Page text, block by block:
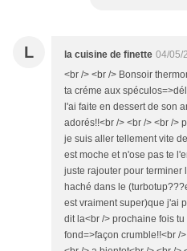
L la cuisine de finette 04/05/
<br /> <br /> Bonsoir
ta créme aux
l'ai faite en dessert de son
adorés!!<br /> <br /> <br />
je suis aller tellement vite
est moche et n'ose pas te
juste rajouter pour terminer
haché dans le
est vraiment super)que j'ai
dit la<br /> prochaine fois
fond=>façon crumble!!<br /